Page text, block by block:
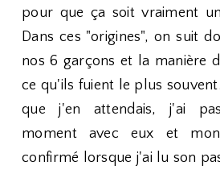
pour que ça soit vraiment
Dans ces "origines", on suit
nos 6 garçons et la manière
ce qu'ils fuient le plus
que j'en attendais, j'ai
moment avec eux et
confirmé lorsque j'ai lu son